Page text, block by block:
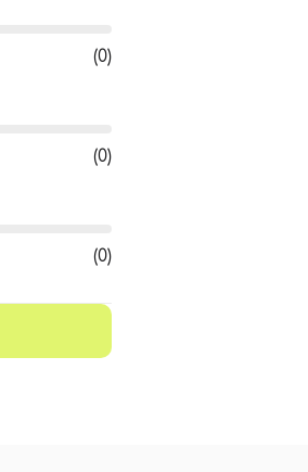
(0)
(0)
(0)